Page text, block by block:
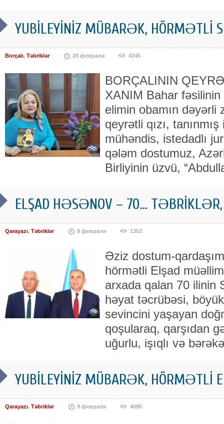
YUBİLEYİNİZ MÜBARƏK, HÖRMƏTLİ
Borçalı, Təbriklər 28 февраля 4245
BORÇALININ
XANIM Bahar fəsilinin
elimin obamın dəyərli
qeyrətli qızı,
mühəndis, istedadlı
qələm dostumuz,
Birliyinin üzvü,
ELŞAD HƏSƏNOV – 70… TƏBRİKLƏR,
Qarayazı, Təbriklər 9 февраля 1353
Əziz dostum-
hörmətli Elşad
arxada qalan 70 ilinin
həyat təcrübəsi,
sevincini yaşayan
qoşularaq, qarşıdan
uğurlu, işıqlı və
YUBİLEYİNİZ MÜBARƏK, HÖRMƏTLİ
Qarayazı, Təbriklər 9 февраля 4095